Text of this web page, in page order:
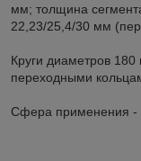
мм; толщина
22,23/25,4/30 мм
Круги диаметров
переходными
Сфера применения -